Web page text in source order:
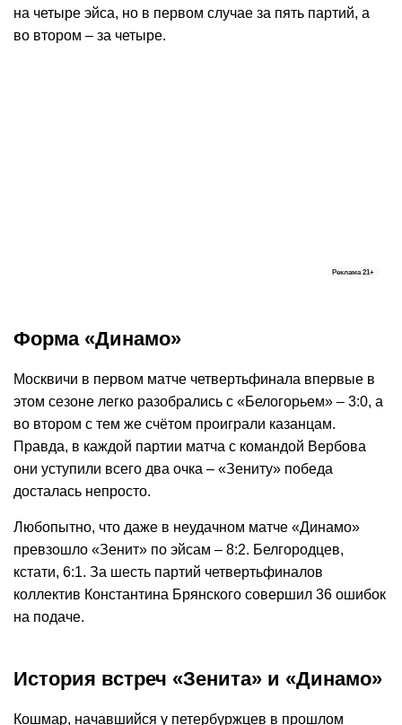
на четыре эйса, но в первом случае за пять партий, а
во втором – за четыре.
Реклама 21+
Форма «Динамо»
Москвичи в первом матче четвертьфинала впервые в
этом сезоне легко разобрались с «Белогорьем» – 3:0, а
во втором с тем же счётом проиграли казанцам.
Правда, в каждой партии матча с командой Вербова
они уступили всего два очка – «Зениту» победа
досталась непросто.
Любопытно, что даже в неудачном матче «Динамо»
превзошло «Зенит» по эйсам – 8:2. Белгородцев,
кстати, 6:1. За шесть партий четвертьфиналов
коллектив Константина Брянского совершил 36 ошибок
на подаче.
История встреч «Зенита» и «Динамо»
Кошмар, начавшийся у петербуржцев в прошлом